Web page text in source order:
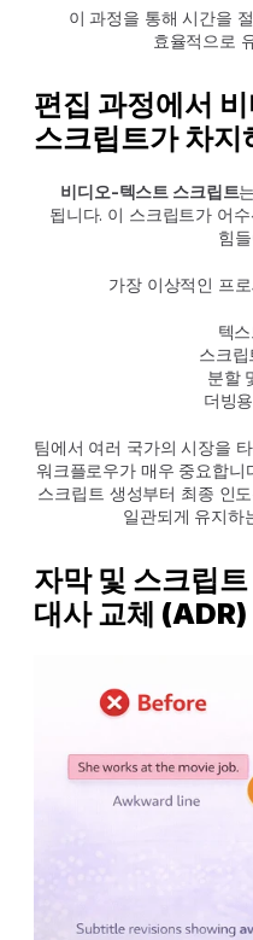
이 과정을 통해 시간을
효율적으로
편집 과정에서
스크립트가 차지
비디오-텍스트 스크립트
됩니다. 이 스크립트가 어
힘
가장 이상적인 프
텍
스크립
분할
더빙
팀에서 여러 국가의 시장을
워크플로우가 매우 중요합니
스크립트 생성부터 최종 인
일관되게 유지하
자막 및 스크립
대사 교체 (ADR)